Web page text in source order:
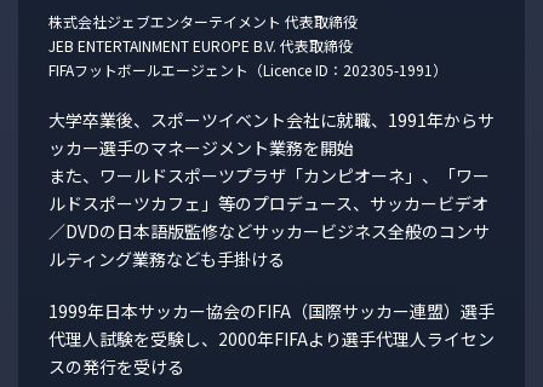
株式会社ジェブエンターテイメント 代表取締役
JEB ENTERTAINMENT EUROPE B.V. 代表取締役
FIFAフットボールエージェント（Licence ID：202305-1991）
大学卒業後、スポーツイベント会社に就職、1991年からサ
ッカー選手のマネージメント業務を開始
また、ワールドスポーツプラザ「カンピオーネ」、「ワー
ルドスポーツカフェ」等のプロデュース、サッカービデオ
／DVDの日本語版監修などサッカービジネス全般のコンサ
ルティング業務なども手掛ける
1999年日本サッカー協会のFIFA（国際サッカー連盟）選手
代理人試験を受験し、2000年FIFAより選手代理人ライセン
スの発行を受ける